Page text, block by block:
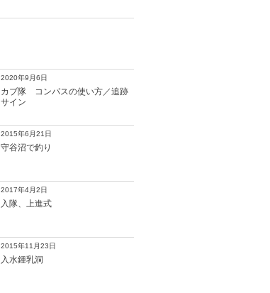
2020年9月6日
カブ隊 コンパスの使い方／追跡
サイン
2015年6月21日
守谷沼で釣り
2017年4月2日
入隊、上進式
2015年11月23日
入水鍾乳洞